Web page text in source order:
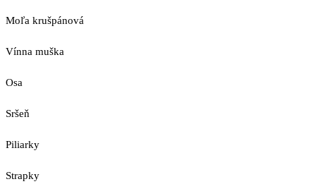
Moľa krušpánová
Vínna muška
Osa
Sršeň
Piliarky
Strapky